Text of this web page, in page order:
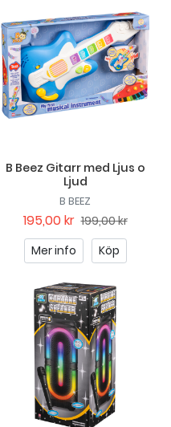
B Beez Gitarr med Ljus o
Ljud
B BEEZ
195,00 kr 199,00 kr
Mer info
Köp